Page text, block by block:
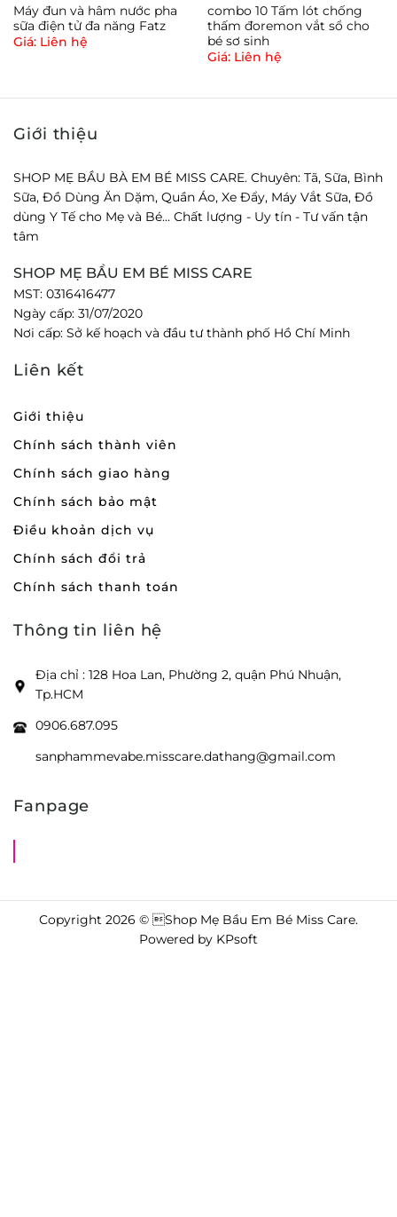
Máy đun và hâm nước pha
sữa điện tử đa năng Fatz
Giá: Liên hệ
combo 10 Tấm lót chống
thấm đoremon vắt sổ cho
bé sơ sinh
Giá: Liên hệ
Giới thiệu
SHOP MẸ BẦU BÀ EM BÉ MISS CARE. Chuyên: Tã, Sữa, Bình
Sữa, Đồ Dùng Ăn Dặm, Quần Áo, Xe Đẩy, Máy Vắt Sữa, Đồ
dùng Y Tế cho Mẹ và Bé... Chất lượng - Uy tín - Tư vấn tận
tâm
SHOP MẸ BẦU EM BÉ MISS CARE
MST: 0316416477
Ngày cấp: 31/07/2020
Nơi cấp: Sở kế hoạch và đầu tư thành phố Hồ Chí Minh
Liên kết
Giới thiệu
Chính sách thành viên
Chính sách giao hàng
Chính sách bảo mật
Điều khoản dịch vụ
Chính sách đổi trả
Chính sách thanh toán
Thông tin liên hệ
Địa chỉ : 128 Hoa Lan, Phường 2, quận Phú Nhuận,
Tp.HCM
0906.687.095
sanphammevabe.misscare.dathang@gmail.com
Fanpage
Copyright 2026 © Shop Mẹ Bầu Em Bé Miss Care.
Powered by KPsoft